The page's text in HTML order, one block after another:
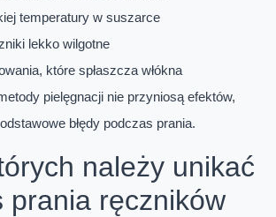
temperatury w suszarce
lekko wilgotne
które spłaszcza włókna
pielęgnacji nie przyniosą efektów,
błędy podczas prania.
należy unikać
prania ręczników